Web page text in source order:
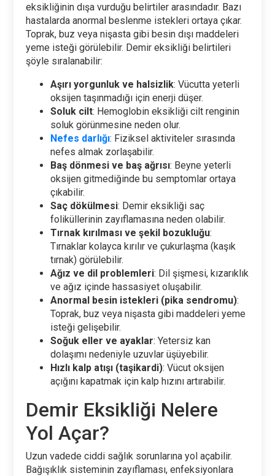
eksikliğinin dışa vurduğu belirtiler arasındadır. Bazı
hastalarda anormal beslenme istekleri ortaya çıkar.
Toprak, buz veya nişasta gibi besin dışı maddeleri
yeme isteği görülebilir. Demir eksikliği belirtileri
şöyle sıralanabilir:
Aşırı yorgunluk ve halsizlik: Vücutta yeterli
oksijen taşınmadığı için enerji düşer.
Soluk cilt: Hemoglobin eksikliği cilt renginin
soluk görünmesine neden olur.
Nefes darlığı: Fiziksel aktiviteler sırasında
nefes almak zorlaşabilir.
Baş dönmesi ve baş ağrısı: Beyne yeterli
oksijen gitmediğinde bu semptomlar ortaya
çıkabilir.
Saç dökülmesi: Demir eksikliği saç
foliküllerinin zayıflamasına neden olabilir.
Tırnak kırılması ve şekil bozukluğu:
Tırnaklar kolayca kırılır ve çukurlaşma (kaşık
tırnak) görülebilir.
Ağız ve dil problemleri: Dil şişmesi, kızarıklık
ve ağız içinde hassasiyet oluşabilir.
Anormal besin istekleri (pika sendromu):
Toprak, buz veya nişasta gibi maddeleri yeme
isteği gelişebilir.
Soğuk eller ve ayaklar: Yetersiz kan
dolaşımı nedeniyle uzuvlar üşüyebilir.
Hızlı kalp atışı (taşikardi): Vücut oksijen
açığını kapatmak için kalp hızını artırabilir.
Demir Eksikliği Nelere
Yol Açar?
Uzun vadede ciddi sağlık sorunlarına yol açabilir.
Bağışıklık sisteminin zayıflaması, enfeksiyonlara